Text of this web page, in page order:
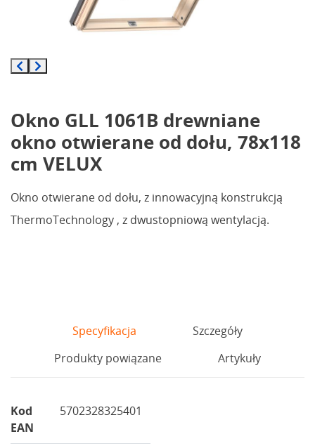
Okno GLL 1061B drewniane
okno otwierane od dołu, 78x118
cm VELUX
Okno otwierane od dołu, z innowacyjną konstrukcją
ThermoTechnology , z dwustopniową wentylacją.
Specyfikacja
Szczegóły
Produkty powiązane
Artykuły
Kod
EAN
5702328325401